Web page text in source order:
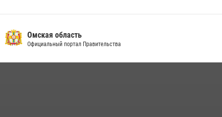
Росгвардия обеспечила безопасность уникального передвижного
музея «Поезд Победы» в Омске
Омская область
Официальный портал Правительства